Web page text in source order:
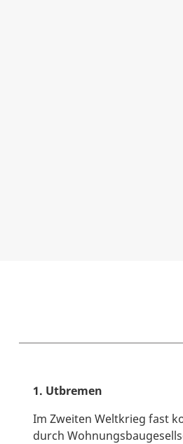
1. Utbremen
Im Zweiten Weltkrieg fast
durch